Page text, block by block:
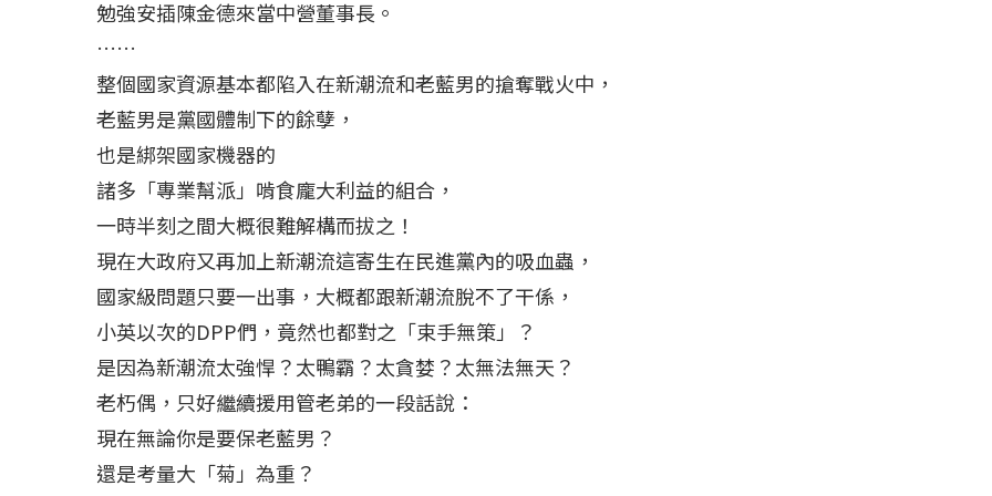
勉強安插陳金德來當中營董事長。
……
整個國家資源基本都陷入在新潮流和老藍男的搶奪戰火中，
老藍男是黨國體制下的餘孽，
也是綁架國家機器的
諸多「專業幫派」啃食龐大利益的組合，
一時半刻之間大概很難解構而拔之！
現在大政府又再加上新潮流這寄生在民進黨內的吸血蟲，
國家級問題只要一出事，大概都跟新潮流脫不了干係，
小英以次的DPP們，竟然也都對之「束手無策」？
是因為新潮流太強悍？太鴨霸？太貪婪？太無法無天？
老朽偶，只好繼續援用管老弟的一段話說：
現在無論你是要保老藍男？
還是考量大「菊」為重？